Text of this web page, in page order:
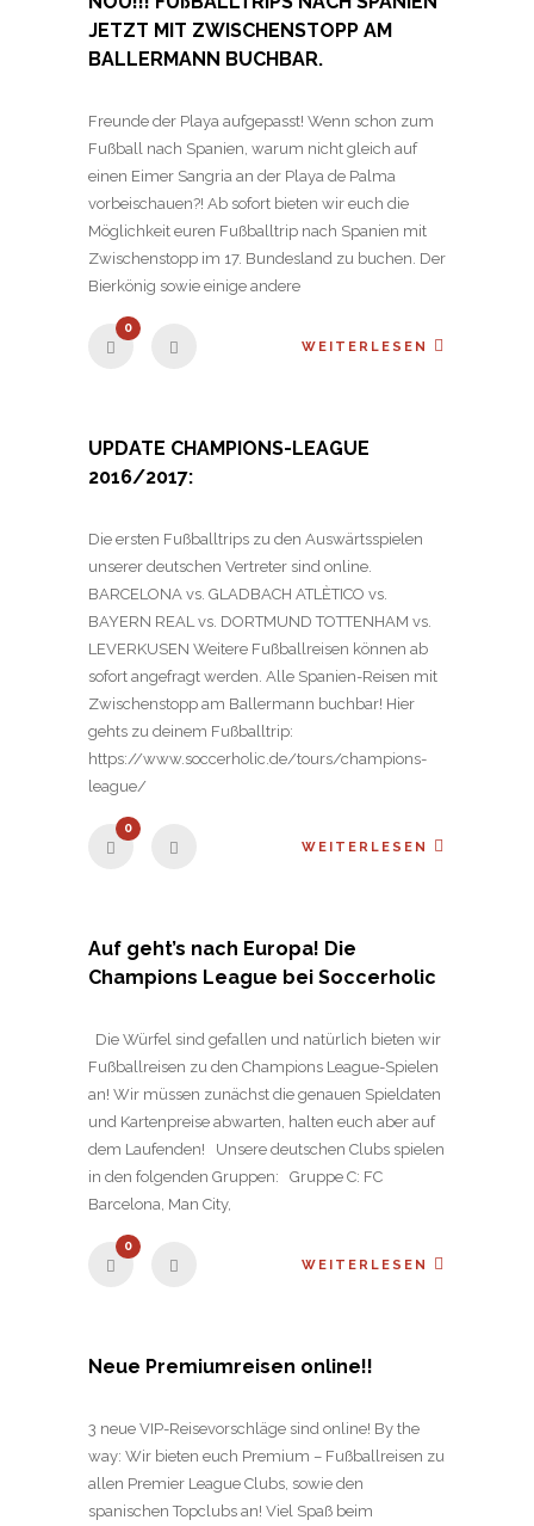
JETZT MIT ZWISCHENSTOPP AM
BALLERMANN BUCHBAR.
Freunde der Playa aufgepasst! Wenn schon zum
Fußball nach Spanien, warum nicht gleich auf
einen Eimer Sangria an der Playa de Palma
vorbeischauen?! Ab sofort bieten wir euch die
Möglichkeit euren Fußballtrip nach Spanien mit
Zwischenstopp im 17. Bundesland zu buchen. Der
Bierkönig sowie einige andere
0
WEITERLESEN
UPDATE CHAMPIONS-LEAGUE
2016/2017:
Die ersten Fußballtrips zu den Auswärtsspielen
unserer deutschen Vertreter sind online.
BARCELONA vs. GLADBACH ATLÈTICO vs.
BAYERN REAL vs. DORTMUND TOTTENHAM vs.
LEVERKUSEN Weitere Fußballreisen können ab
sofort angefragt werden. Alle Spanien-Reisen mit
Zwischenstopp am Ballermann buchbar! Hier
gehts zu deinem Fußballtrip:
https://www.soccerholic.de/tours/champions-
league/
0
WEITERLESEN
Auf geht’s nach Europa! Die
Champions League bei Soccerholic
Die Würfel sind gefallen und natürlich bieten wir
Fußballreisen zu den Champions League-Spielen
an! Wir müssen zunächst die genauen Spieldaten
und Kartenpreise abwarten, halten euch aber auf
dem Laufenden! Unsere deutschen Clubs spielen
in den folgenden Gruppen: Gruppe C: FC
Barcelona, Man City,
0
WEITERLESEN
Neue Premiumreisen online!!
3 neue VIP-Reisevorschläge sind online! By the
way: Wir bieten euch Premium – Fußballreisen zu
allen Premier League Clubs, sowie den
spanischen Topclubs an! Viel Spaß beim